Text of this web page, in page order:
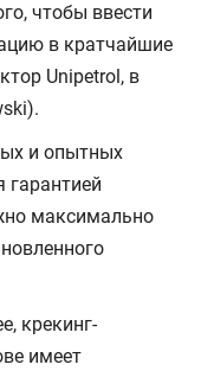
чтобы ввести
в кратчайшие
Unipetrol, в
и опытных
гарантией
максимально
крекинг-
имеет